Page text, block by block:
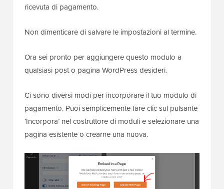
ricevuta di pagamento.
Non dimenticare di salvare le impostazioni al termine.
Ora sei pronto per aggiungere questo modulo a
qualsiasi post o pagina WordPress desideri.
Ci sono diversi modi per incorporare il tuo modulo di
pagamento. Puoi semplicemente fare clic sul pulsante
‘Incorpora’ nel costruttore di moduli e selezionare una
pagina esistente o crearne una nuova.